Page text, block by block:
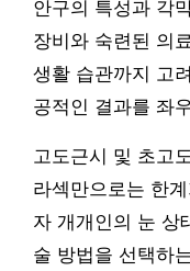
안구의 특성과 각
장비와 숙련된 의
생활 습관까지 고
공적인 결과를 좌
고도근시 및 초고
라섹만으로는 한
자 개개인의 눈 상
술 방법을 선택하